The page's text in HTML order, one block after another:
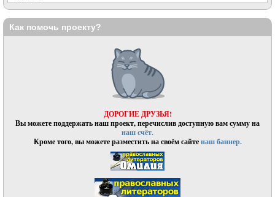
Как помочь проекту?
ДОРОГИЕ ДРУЗЬЯ!
Вы можете поддержать наш проект, перечислив доступную вам сумму на
наш счёт.
Кроме того, вы можете разместить на своём сайтенаш баннер.